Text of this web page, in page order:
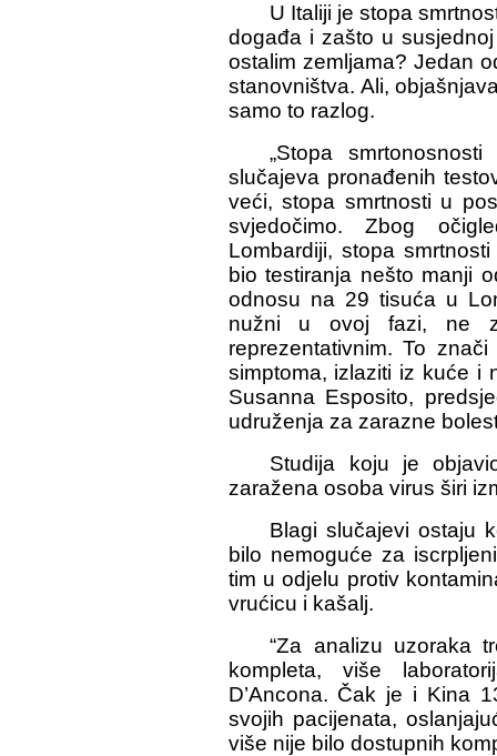
U Italiji je stopa
događa i zašto u
ostalim zemljama? Jedan
stanovništva. Ali,
samo to razlog.
„Stopa
slučajeva pronađenih
veći, stopa smrtnosti u
svjedočimo. Zbog
Lombardiji, stopa
bio testiranja nešto manji
odnosu na 29 tisuća u
nužni u ovoj fazi, ne
reprezentativnim. To
simptoma, izlaziti iz kuće i
Susanna Esposito,
udruženja za zarazne
Studija koju je
zaražena osoba virus širi
Blagi slučajevi ostaju
bilo nemoguće za
tim u odjelu protiv
vrućicu i kašalj.
“Za analizu uzoraka
kompleta, više
D’Ancona. Čak je i Kina
svojih pacijenata,
više nije bilo dostupnih